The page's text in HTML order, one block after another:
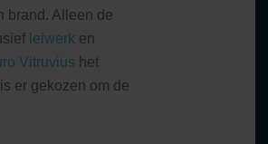
brand. Alleen de
leiwerk en
Vitruvius het
er gekozen om de